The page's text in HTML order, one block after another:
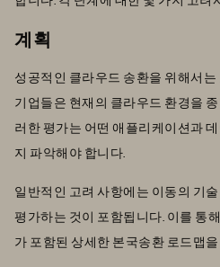
계획
성공적인 클라우드 송환을 위해서
기업들은 현재의 클라우드 환경을
러한 평가는 어떤 애플리케이션과
지 파악해야 합니다.
일반적인 고려 사항에는 이동의 기
평가하는 것이 포함됩니다. 이를 통
가 포함된 상세한 본국송환 로드맵